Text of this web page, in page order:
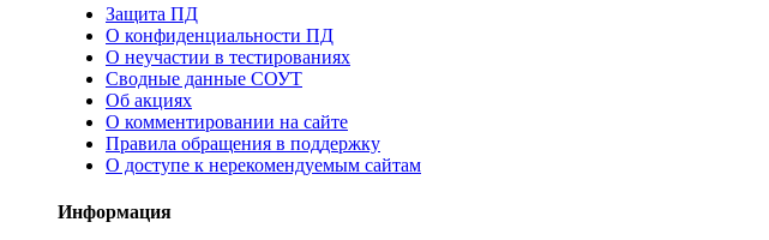
Защита ПД
О конфиденциальности ПД
О неучастии в тестированиях
Сводные данные СОУТ
Об акциях
О комментировании на сайте
Правила обращения в поддержку
О доступе к нерекомендуемым сайтам
Информация